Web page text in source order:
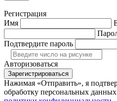
Регистрация
Имя
Подтвердите пароль
Авторизоваться
Зарегистрироваться
Нажимая «Отправить», я
обработку персональных данных